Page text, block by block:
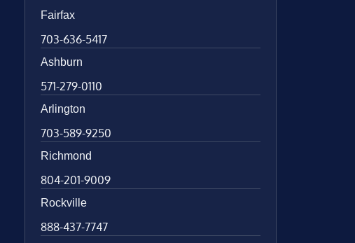
Fairfax
703-636-5417
Ashburn
571-279-0110
Arlington
703-589-9250
Richmond
804-201-9009
Rockville
888-437-7747